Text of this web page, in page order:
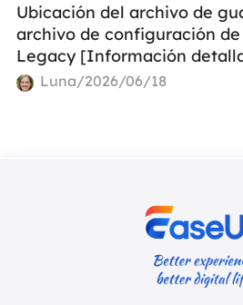
Ubicación del archivo de
archivo de configuración
Legacy [Información
Luna/2026/06/18